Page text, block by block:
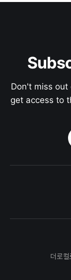
Don't miss
get access to
더로